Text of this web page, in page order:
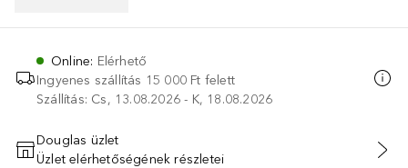
Online: Elérhető
Ingyenes szállítás 15 000 Ft felett
Szállítás: Cs, 13.08.2026 - K, 18.08.2026
KOSÁRBA HELYEZÉS
Douglas üzlet
Üzlet elérhetőségének részletei